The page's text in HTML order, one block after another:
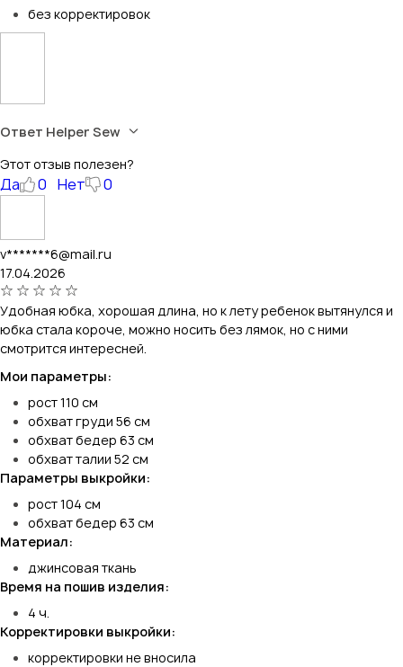
без корректировок
Ответ Helper Sew
Этот отзыв полезен?
Да 0 Нет 0
v*******6@mail.ru
17.04.2026
Удобная юбка, хорошая длина, но к лету ребенок вытянулся и
юбка стала короче, можно носить без лямок, но с ними
смотрится интересней.
Мои параметры:
рост 110 см
обхват груди 56 см
обхват бедер 63 см
обхват талии 52 см
Параметры выкройки:
рост 104 см
обхват бедер 63 см
Материал:
джинсовая ткань
Время на пошив изделия:
4 ч.
Корректировки выкройки:
корректировки не вносила